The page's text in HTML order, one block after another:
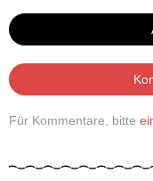
Für Kommentare, bitte